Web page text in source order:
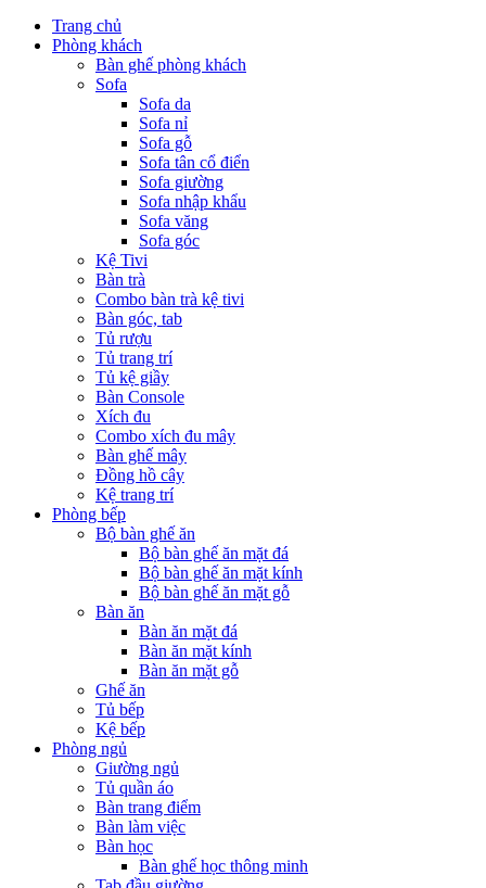
Trang chủ
Phòng khách
Bàn ghế phòng khách
Sofa
Sofa da
Sofa nỉ
Sofa gỗ
Sofa tân cổ điển
Sofa giường
Sofa nhập khẩu
Sofa văng
Sofa góc
Kệ Tivi
Bàn trà
Combo bàn trà kệ tivi
Bàn góc, tab
Tủ rượu
Tủ trang trí
Tủ kệ giầy
Bàn Console
Xích đu
Combo xích đu mây
Bàn ghế mây
Đồng hồ cây
Kệ trang trí
Phòng bếp
Bộ bàn ghế ăn
Bộ bàn ghế ăn mặt đá
Bộ bàn ghế ăn mặt kính
Bộ bàn ghế ăn mặt gỗ
Bàn ăn
Bàn ăn mặt đá
Bàn ăn mặt kính
Bàn ăn mặt gỗ
Ghế ăn
Tủ bếp
Kệ bếp
Phòng ngủ
Giường ngủ
Tủ quần áo
Bàn trang điểm
Bàn làm việc
Bàn học
Bàn ghế học thông minh